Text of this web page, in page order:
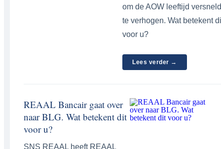
om de AOW leeftijd versneld
te verhogen. Wat betekent
voor u?
Lees verder →
REAAL Bancair gaat over
naar BLG. Wat betekent dit
voor u?
SNS REAAL heeft REAAL